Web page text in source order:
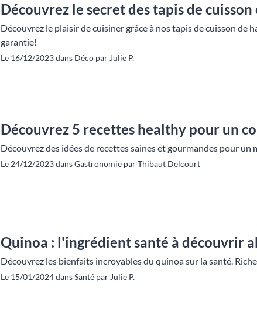
Découvrez le secret des tapis de cuisson
Découvrez le plaisir de cuisiner grâce à nos tapis de cuisson
garantie!
Le 16/12/2023 dans Déco par Julie P.
Découvrez 5 recettes healthy pour un
Découvrez des idées de recettes saines et gourmandes pour
Le 24/12/2023 dans Gastronomie par Thibaut Delcourt
Quinoa : l'ingrédient santé à découvrir
Découvrez les bienfaits incroyables du quinoa sur la santé.
Le 15/01/2024 dans Santé par Julie P.